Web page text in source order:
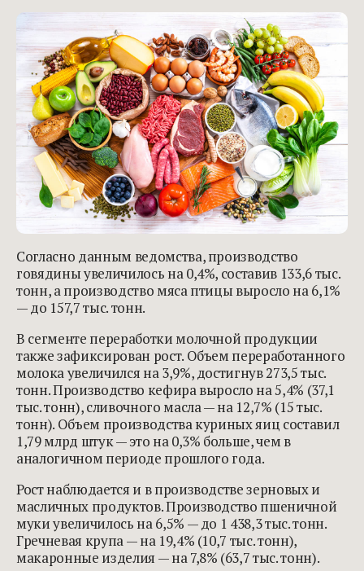
Согласно данным ведомства, производство
говядины увеличилось на 0,4%, составив 133,6 тыс.
тонн, а производство мяса птицы выросло на 6,1%
— до 157,7 тыс. тонн.
В сегменте переработки молочной продукции
также зафиксирован рост. Объем переработанного
молока увеличился на 3,9%, достигнув 273,5 тыс.
тонн. Производство кефира выросло на 5,4% (37,1
тыс. тонн), сливочного масла — на 12,7% (15 тыс.
тонн). Объем производства куриных яиц составил
1,79 млрд штук — это на 0,3% больше, чем в
аналогичном периоде прошлого года.
Рост наблюдается и в производстве зерновых и
масличных продуктов. Производство пшеничной
муки увеличилось на 6,5% — до 1 438,3 тыс. тонн.
Гречневая крупа — на 19,4% (10,7 тыс. тонн),
макаронные изделия — на 7,8% (63,7 тыс. тонн).